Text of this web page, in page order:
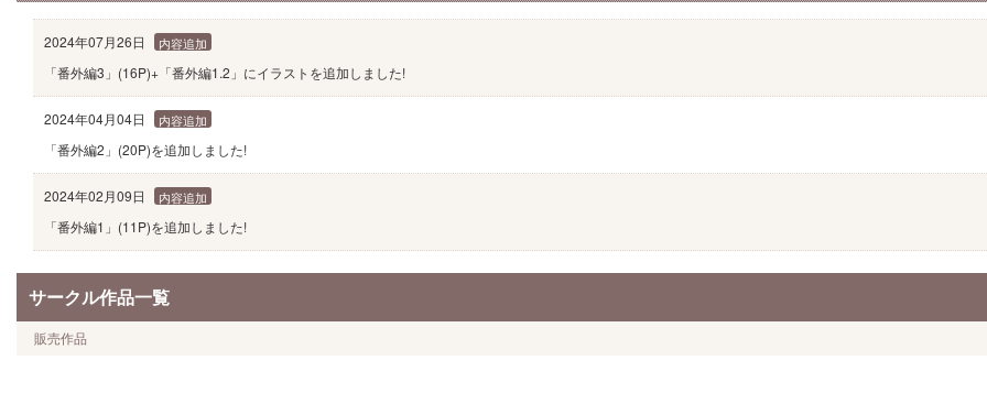
2024年07月26日 内容追加
「番外編3」(16P)+「番外編1.2」にイラストを追加しました!
2024年04月04日 内容追加
「番外編2」(20P)を追加しました!
2024年02月09日 内容追加
「番外編1」(11P)を追加しました!
サークル作品一覧
販売作品